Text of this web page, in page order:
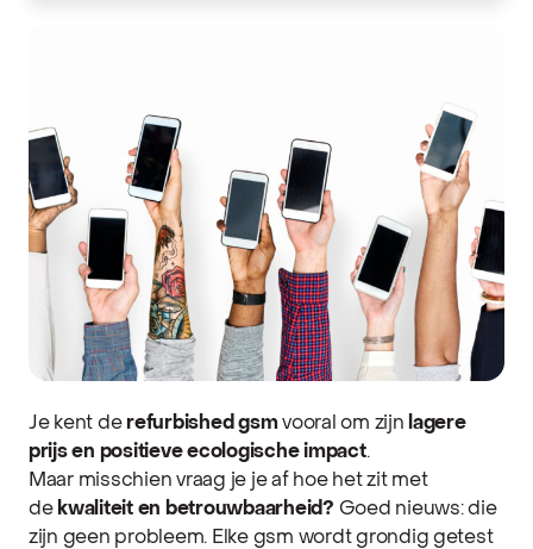
Je kent de refurbished gsmvooral om zijn lagere
prijs en positieve ecologische impact.
Maar misschien vraag je je af hoe het zit met
de kwaliteit en betrouwbaarheid? Goed nieuws: die
zijn geen probleem. Elke gsm wordt grondig getest